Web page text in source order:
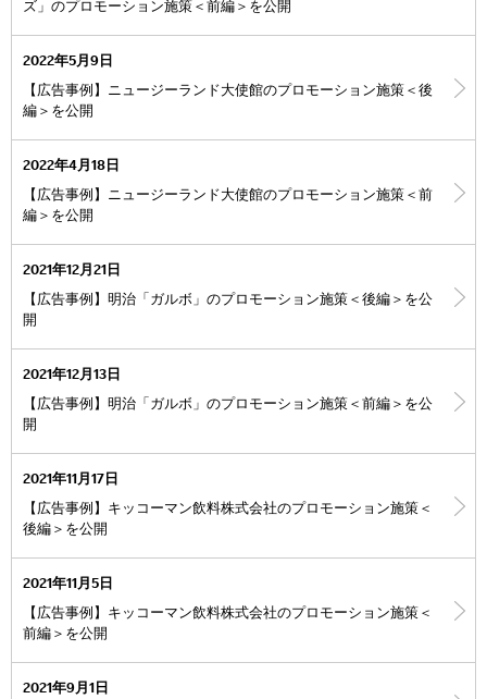
ズ」のプロモーション施策＜前編＞を公開
2022年5月9日
【広告事例】ニュージーランド大使館のプロモーション施策＜後
編＞を公開
2022年4月18日
【広告事例】ニュージーランド大使館のプロモーション施策＜前
編＞を公開
2021年12月21日
【広告事例】明治「ガルボ」のプロモーション施策＜後編＞を公
開
2021年12月13日
【広告事例】明治「ガルボ」のプロモーション施策＜前編＞を公
開
2021年11月17日
【広告事例】キッコーマン飲料株式会社のプロモーション施策＜
後編＞を公開
2021年11月5日
【広告事例】キッコーマン飲料株式会社のプロモーション施策＜
前編＞を公開
2021年9月1日